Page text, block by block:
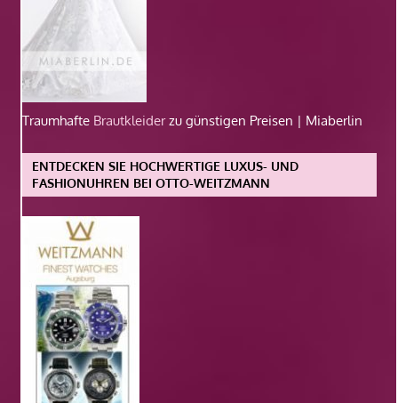
Traumhafte Brautkleiderzu günstigen Preisen | Miaberlin
ENTDECKEN SIE HOCHWERTIGE LUXUS- UND
FASHIONUHREN BEI OTTO-WEITZMANN